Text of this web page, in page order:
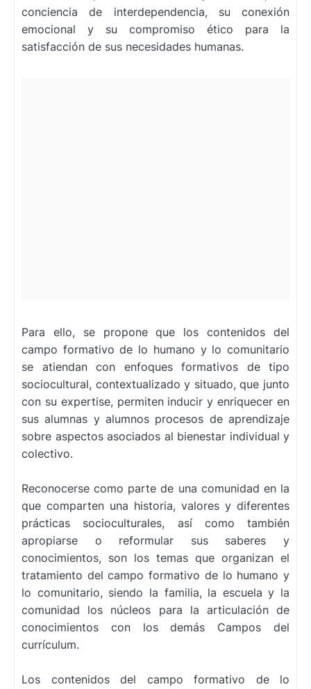
conciencia de interdependencia, su conexión
emocional y su compromiso ético para la
satisfacción de sus necesidades humanas.
Para ello, se propone que los contenidos del
campo formativo de lo humano y lo comunitario
se atiendan con enfoques formativos de tipo
sociocultural, contextualizado y situado, que junto
con su expertise, permiten inducir y enriquecer en
sus alumnas y alumnos procesos de aprendizaje
sobre aspectos asociados al bienestar individual y
colectivo.
Reconocerse como parte de una comunidad en la
que comparten una historia, valores y diferentes
prácticas socioculturales, así como también
apropiarse o reformular sus saberes y
conocimientos, son los temas que organizan el
tratamiento del campo formativo de lo humano y
lo comunitario, siendo la familia, la escuela y la
comunidad los núcleos para la articulación de
conocimientos con los demás Campos del
currículum.
Los contenidos del campo formativo de lo